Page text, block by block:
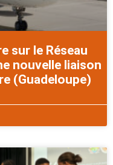
sur le Réseau
nouvelle liaison
(Guadeloupe)